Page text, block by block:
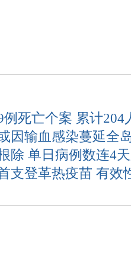
死亡个案 累计204
因输血感染蔓延全
除 单日病例数连4
支登革热疫苗 有效